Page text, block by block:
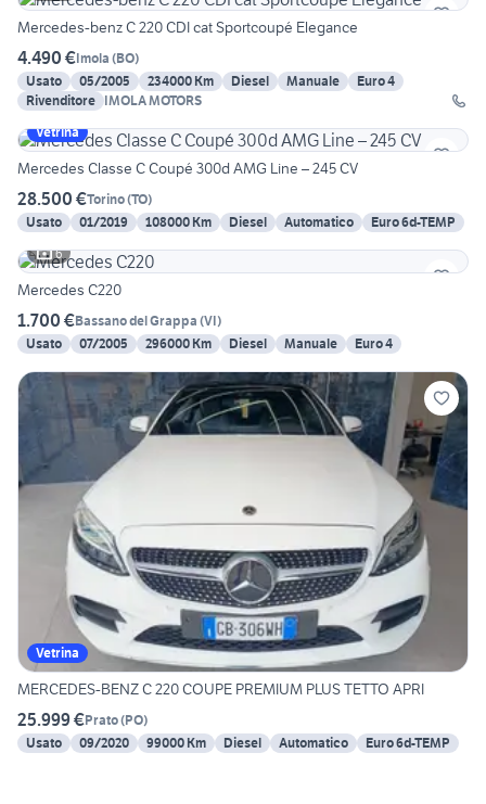
Mercedes-benz C 220 CDI cat Sportcoupé Elegance
4.490 €Imola (BO)
Usato
05/2005 234000 Km Diesel Manuale
Euro 4
Rivenditore IMOLA MOTORS
Vetrina
Mercedes Classe C Coupé 300d AMG Line – 245 CV
28.500 €Torino(TO)
Usato
01/2019 108000 Km Diesel Automatico
Euro 6d-TEMP
6
Mercedes C220
1.700 €Bassano del Grappa (VI)
Usato
07/2005 296000 Km Diesel Manuale Euro 4
Vetrina
MERCEDES-BENZ C 220 COUPE PREMIUM PLUS TETTO APRI
25.999 €Prato(PO)
Usato
09/2020 99000 Km Diesel Automatico Euro 6d-TEMP